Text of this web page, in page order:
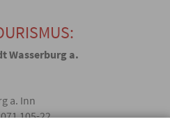
Wasserburg a.
a. Inn
105-22